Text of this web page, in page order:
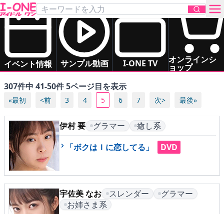
イベント情報 サンプル動画 I-ONE TV オンラインシ
ョップ
お問い合わせ
TOP
DVD
Blu-ray
サンプル動画
イベント情報
「グラマー」の アイドル一覧
すべて（五十音順） あ
は
ま
や ら わ
307件中 41-50件 5ページ目を表示
«最初 <前 3 4 5 6 7 次> 最後»
伊村 要 グラマー
癒し系
「ボクはＩに恋してる」
DVD
宇佐美 なお スレンダー
グラマー
お姉さま系